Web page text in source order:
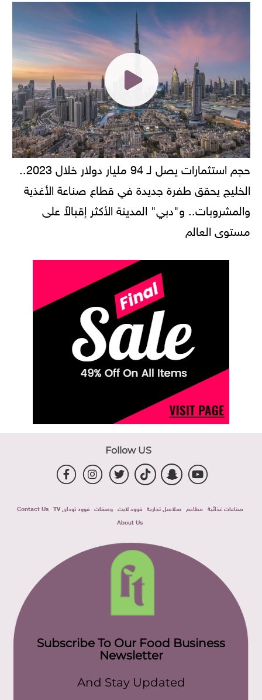
حجم استثمارات يصل لـ 94 مليار دولار خلال 2023..
الخليج يحقق طفرة جديدة في قطاع صناعة الأغذية
والمشروبات.. و"دبي" المدينة الأكثر إقبالاً على
مستوى العالم
Follow US
صناعات غذائية مطاعم سلاسل تجارية فوود لايت وصفات فوود توداى TV
Contact Us
About Us
Subscribe To Our Food Business
Newsletter
And Stay Updated